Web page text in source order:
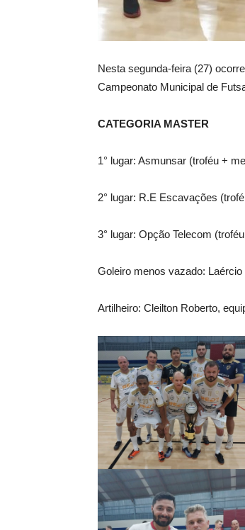
Nesta segunda-feira (27)
Campeonato Municipal de
CATEGORIA MASTER
1° lugar: Asmunsar (troféu +
2° lugar: R.E Escavações
3° lugar: Opção Telecom
Goleiro menos vazado:
Artilheiro: Cleilton Roberto,